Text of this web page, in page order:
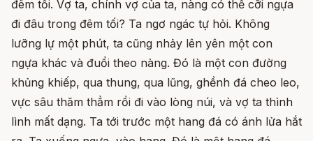
đêm tối. Vợ ta, chính vợ của ta, nàng có thể cỡi ngựa
đi đâu trong đêm tối? Ta ngơ ngác tự hỏi. Không
lưỡng lự một phút, ta cũng nhảy lên yên một con
ngựa khác và đuổi theo nàng. Đó là một con đường
khủng khiếp, qua thung, qua lũng, ghềnh đá cheo leo,
vực sâu thăm thẳm rồi đi vào lòng núi, và vợ ta thình
lình mất dạng. Ta tới trước một hang đá có ánh lửa hắt